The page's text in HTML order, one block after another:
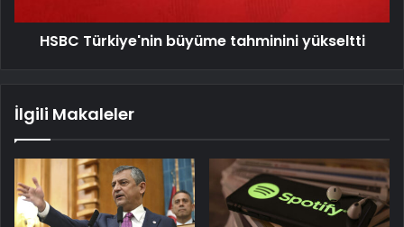
HSBC Türkiye'nin büyüme tahminini yükseltti
İlgili Makaleler